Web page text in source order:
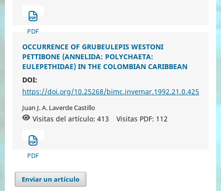
PDF
OCCURRENCE OF GRUBEULEPIS WESTONI
PETTIBONE (ANNELIDA: POLYCHAETA:
EULEPETHIDAE) IN THE COLOMBIAN CARIBBEAN
DOI:
https://doi.org/10.25268/bimc.invemar.1992.21.0.425
Juan J. A. Laverde Castillo
Visitas del artículo: 413 Visitas PDF: 112
PDF
Enviar un artículo